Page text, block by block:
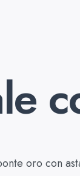
oro con